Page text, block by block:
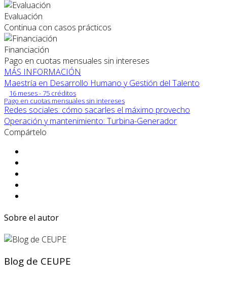
Evaluación
Continua con casos prácticos
Financiación
Pago en cuotas mensuales sin intereses
MÁS INFORMACIÓN
Maestría en Desarrollo Humano y Gestión del Talento
16 meses - 75 créditos
Pago en cuotas mensuales sin intereses
Redes sociales: cómo sacarles el máximo provecho
Operación y mantenimiento: Turbina-Generador
Compártelo
Sobre el autor
Blog de CEUPE